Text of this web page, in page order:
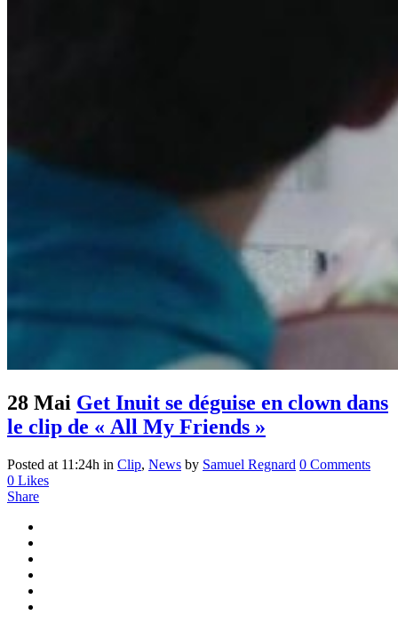
28 Mai Get Inuit se déguise en clown dans
le clip de « All My Friends »
Posted at 11:24h in Clip, News by Samuel Regnard 0 Comments
0 Likes
Share